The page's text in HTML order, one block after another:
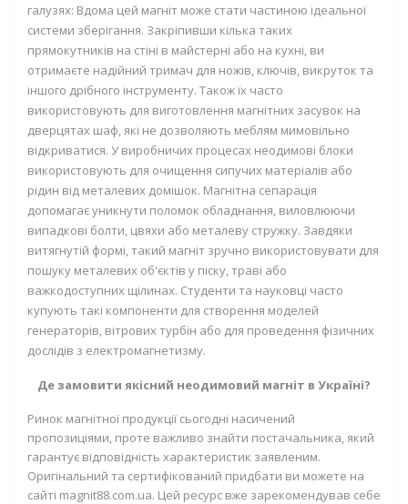
галузях: Вдома цей магніт може стати частиною ідеальної
системи зберігання. Закріпивши кілька таких
прямокутників на стіні в майстерні або на кухні, ви
отримаєте надійний тримач для ножів, ключів, викруток та
іншого дрібного інструменту. Також їх часто
використовують для виготовлення магнітних засувок на
дверцятах шаф, які не дозволяють меблям мимовільно
відкриватися. У виробничих процесах неодимові блоки
використовують для очищення сипучих матеріалів або
рідин від металевих домішок. Магнітна сепарація
допомагає уникнути поломок обладнання, виловлюючи
випадкові болти, цвяхи або металеву стружку. Завдяки
витягнутій формі, такий магніт зручно використовувати для
пошуку металевих об'єктів у піску, траві або
важкодоступних щілинах. Студенти та науковці часто
купують такі компоненти для створення моделей
генераторів, вітрових турбін або для проведення фізичних
дослідів з електромагнетизму.
Де замовити якісний неодимовий магніт в Україні?
Ринок магнітної продукції сьогодні насичений
пропозиціями, проте важливо знайти постачальника, який
гарантує відповідність характеристик заявленим.
Оригінальний та сертифікований придбати ви можете на
сайті magnit88.com.ua. Цей ресурс вже зарекомендував себе